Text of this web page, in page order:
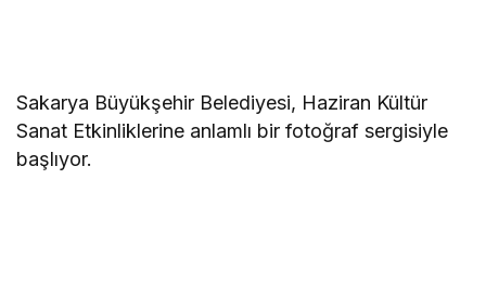
Sakarya Büyükşehir Belediyesi, Haziran Kültür
Sanat Etkinliklerine anlamlı bir fotoğraf sergisiyle
başlıyor.